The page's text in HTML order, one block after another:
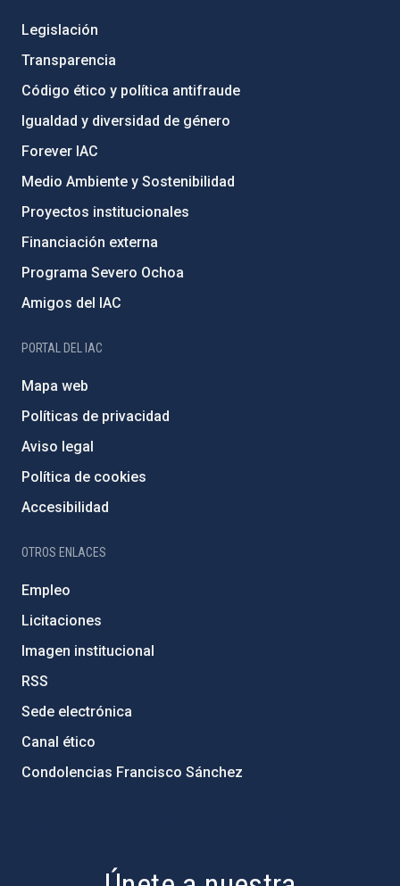
Legislación
Transparencia
Código ético y política antifraude
Igualdad y diversidad de género
Forever IAC
Medio Ambiente y Sostenibilidad
Proyectos institucionales
Financiación externa
Programa Severo Ochoa
Amigos del IAC
PORTAL DEL IAC
Mapa web
Políticas de privacidad
Aviso legal
Política de cookies
Accesibilidad
OTROS ENLACES
Empleo
Licitaciones
Imagen institucional
RSS
Sede electrónica
Canal ético
Condolencias Francisco Sánchez